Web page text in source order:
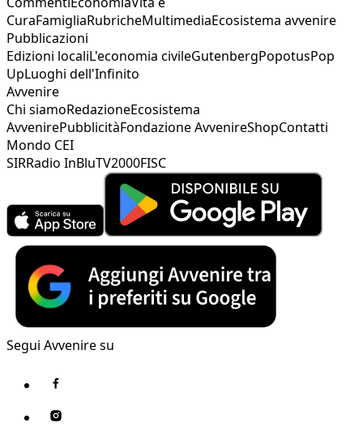
CuraFamigliaRubricheMultimediaEcosistema avvenire
Pubblicazioni
Edizioni localiL'economia civileGutenbergPopotusPop
UpLuoghi dell'Infinito
Avvenire
Chi siamoRedazioneEcosistema
AvvenirePubblicitàFondazione AvvenireShopContatti
Mondo CEI
SIRRadio InBluTV2000FISC
Segui Avvenire su